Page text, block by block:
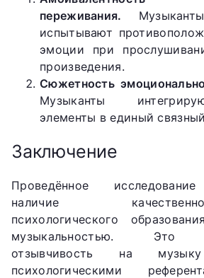
переживания.
испытывают
эмоции при
произведения.
Сюжетность
Музыканты
элементы в единый
Заключение
Проведённое
наличие качественно-
психологического
музыкальностью. Это
отзывчивость на
психологическими